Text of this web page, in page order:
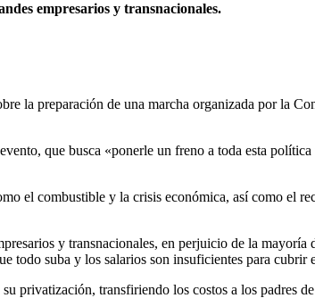
empresarios y transnacionales.
la preparación de una marcha organizada por la
que busca «ponerle un freno a toda esta
el combustible y la crisis económica, así como el
y transnacionales, en perjuicio de la
todo suba y los salarios son insuficientes para cubrir
privatización, transfiriendo los costos a los padres